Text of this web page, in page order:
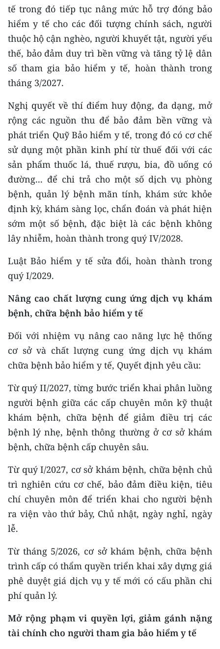
tế trong đó tiếp tục nâng mức hỗ trợ đóng bảo
hiểm y tế cho các đối tượng chính sách, người
thuộc hộ cận nghèo, người khuyết tật, người yếu
thế, bảo đảm duy trì bền vững và tăng tỷ lệ dân
số tham gia bảo hiểm y tế, hoàn thành trong
tháng 3/2027.
Nghị quyết về thí điểm huy động, đa dạng, mở
rộng các nguồn thu để bảo đảm bền vững và
phát triển Quỹ Bảo hiểm y tế, trong đó có cơ chế
sử dụng một phần kinh phí từ thuế đối với các
sản phẩm thuốc lá, thuế rượu, bia, đồ uống có
đường... để chi trả cho một số dịch vụ phòng
bệnh, quản lý bệnh mãn tính, khám sức khỏe
định kỳ, khám sàng lọc, chẩn đoán và phát hiện
sớm một số bệnh, đặc biệt là các bệnh không
lây nhiễm, hoàn thành trong quý IV/2028.
Luật Bảo hiểm y tế sửa đổi, hoàn thành trong
quý I/2029.
Nâng cao chất lượng cung ứng dịch vụ khám
bệnh, chữa bệnh bảo hiểm y tế
Đối với nhiệm vụ nâng cao năng lực hệ thống
cơ sở và chất lượng cung ứng dịch vụ khám
chữa bệnh bảo hiểm y tế, Quyết định yêu cầu:
Từ quý II/2027, từng bước triển khai phân luồng
người bệnh giữa các cấp chuyên môn kỹ thuật
khám bệnh, chữa bệnh để giảm điều trị các
bệnh lý nhẹ, bệnh thông thường ở cơ sở khám
bệnh, chữa bệnh cấp chuyên sâu.
Từ quý I/2027, cơ sở khám bệnh, chữa bệnh chủ
trì nghiên cứu cơ chế, bảo đảm điều kiện, tiêu
chí chuyên môn để triển khai cho người bệnh
ra viện vào thứ bảy, Chủ nhật, ngày nghỉ, ngày
lễ.
Từ tháng 5/2026, cơ sở khám bệnh, chữa bệnh
trình cấp có thẩm quyền triển khai xây dựng giá
phê duyệt giá dịch vụ y tế mới có cấu phần chi
phí quản lý.
Mở rộng phạm vi quyền lợi, giảm gánh nặng
tài chính cho người tham gia bảo hiểm y tế